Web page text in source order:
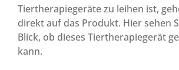
Tiertherapiegeräte zu leihen ist,
direkt auf das Produkt. Hier sehen
Blick, ob dieses Tiertherapiegerät
kann.